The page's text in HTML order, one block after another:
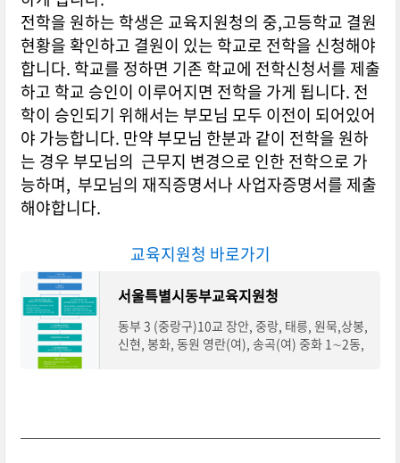
전학을 원하는 학생은 교육지원청의 중,고등학교 결원
현황을 확인하고 결원이 있는 학교로 전학을 신청해야
합니다. 학교를 정하면 기존 학교에 전학신청서를 제출
하고 학교 승인이 이루어지면 전학을 가게 됩니다. 전
학이 승인되기 위해서는 부모님 모두 이전이 되어있어
야 가능합니다. 만약 부모님 한분과 같이 전학을 원하
는 경우 부모님의 근무지 변경으로 인한 전학으로 가
능하며, 부모님의 재직증명서나 사업자증명서를 제출
해야합니다.
교육지원청 바로가기
서울특별시동부교육지원청
동부 3 (중랑구)10교 장안, 중랑, 태릉, 원묵,상봉,
신현, 봉화, 동원 영란(여), 송곡(여) 중화 1∼2동,